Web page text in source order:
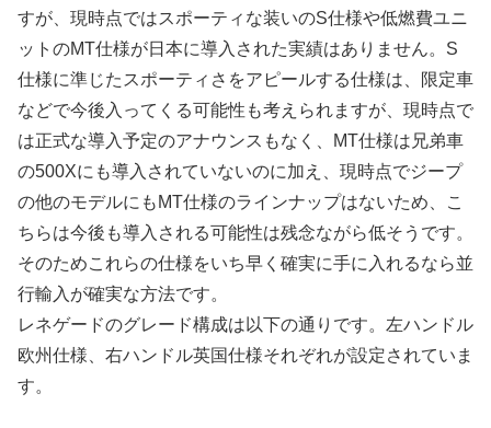
すが、現時点ではスポーティな装いのS仕様や低燃費ユニ
ットのMT仕様が日本に導入された実績はありません。S
仕様に準じたスポーティさをアピールする仕様は、限定車
などで今後入ってくる可能性も考えられますが、現時点で
は正式な導入予定のアナウンスもなく、MT仕様は兄弟車
の500Xにも導入されていないのに加え、現時点でジープ
の他のモデルにもMT仕様のラインナップはないため、こ
ちらは今後も導入される可能性は残念ながら低そうです。
そのためこれらの仕様をいち早く確実に手に入れるなら並
行輸入が確実な方法です。
レネゲードのグレード構成は以下の通りです。左ハンドル
欧州仕様、右ハンドル英国仕様それぞれが設定されていま
す。